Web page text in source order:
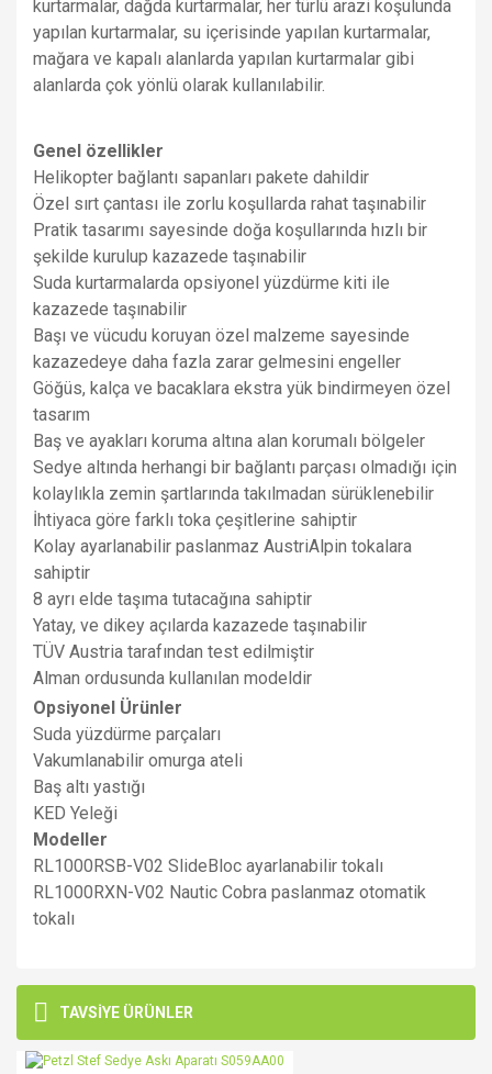
kurtarmalar, dağda kurtarmalar, her türlü arazi koşulunda
yapılan kurtarmalar, su içerisinde yapılan kurtarmalar,
mağara ve kapalı alanlarda yapılan kurtarmalar gibi
alanlarda çok yönlü olarak kullanılabilir.
Genel özellikler
Helikopter bağlantı sapanları pakete dahildir
Özel sırt çantası ile zorlu koşullarda rahat taşınabilir
Pratik tasarımı sayesinde doğa koşullarında hızlı bir
şekilde kurulup kazazede taşınabilir
Suda kurtarmalarda opsiyonel yüzdürme kiti ile
kazazede taşınabilir
Başı ve vücudu koruyan özel malzeme sayesinde
kazazedeye daha fazla zarar gelmesini engeller
Göğüs, kalça ve bacaklara ekstra yük bindirmeyen özel
tasarım
Baş ve ayakları koruma altına alan korumalı bölgeler
Sedye altında herhangi bir bağlantı parçası olmadığı için
kolaylıkla zemin şartlarında takılmadan sürüklenebilir
İhtiyaca göre farklı toka çeşitlerine sahiptir
Kolay ayarlanabilir paslanmaz AustriAlpin tokalara
sahiptir
8 ayrı elde taşıma tutacağına sahiptir
Yatay, ve dikey açılarda kazazede taşınabilir
TÜV Austria tarafından test edilmiştir
Alman ordusunda kullanılan modeldir
Opsiyonel Ürünler
Suda yüzdürme parçaları
Vakumlanabilir omurga ateli
Baş altı yastığı
KED Yeleği
Modeller
RL1000RSB-V02 SlideBloc ayarlanabilir tokalı
RL1000RXN-V02 Nautic Cobra paslanmaz otomatik
tokalı
Bu ürüne ilk yorumu siz yapın!
kullanarak tarafımıza iletebilirsiniz.
Görüş ve önerileriniz için teşekkür ederiz.
TAVSİYE ÜRÜNLER